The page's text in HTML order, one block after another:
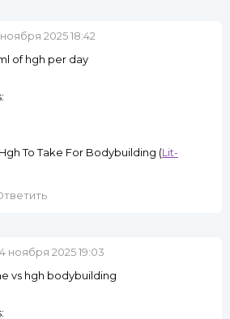
2025 18:42
of hgh per day
To Take For Bodybuilding (Lit-
4 ноября 2025 19:03
vs hgh bodybuilding